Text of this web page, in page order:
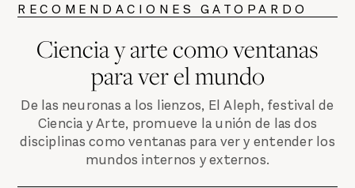
RECOMENDACIONES GATOPARDO
Ciencia y arte como ventanas
para ver el mundo
De las neuronas a los lienzos, El Aleph, festival de
Ciencia y Arte, promueve la unión de las dos
disciplinas como ventanas para ver y entender los
mundos internos y externos.